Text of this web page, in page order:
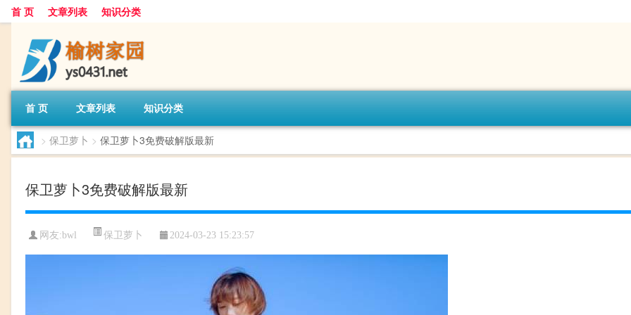
首 页 文章列表 知识分类
首 页 文章列表 知识分类
> 保卫萝卜 > 保卫萝卜3免费破解版最新
保卫萝卜3免费破解版最新
网友:bwl 保卫萝卜 2024-03-23 15:23:57